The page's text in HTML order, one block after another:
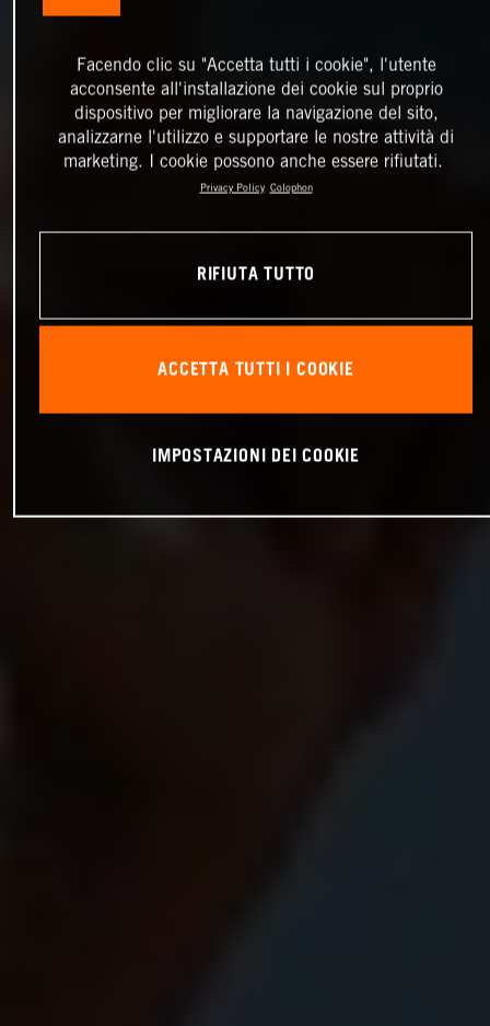
Facendo clic su "Accetta tutti i cookie", l'utente
acconsente all'installazione dei cookie sul proprio
dispositivo per migliorare la navigazione del sito,
analizzarne l'utilizzo e supportare le nostre attività di
marketing. I cookie possono anche essere rifiutati.
Privacy Policy Colophon
RIFIUTA TUTTO
ACCETTA TUTTI I COOKIE
IMPOSTAZIONI DEI COOKIE